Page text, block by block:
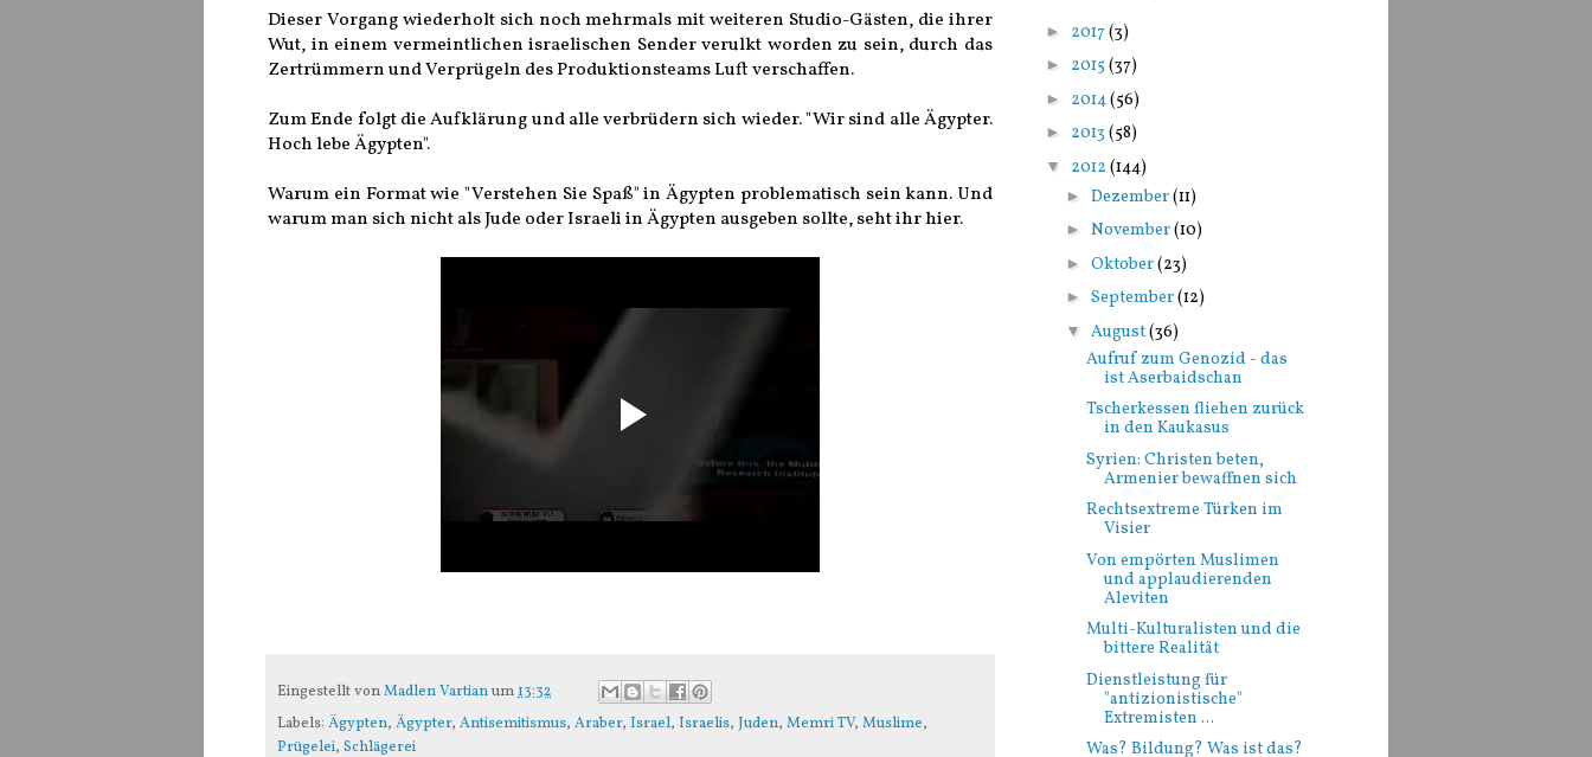
Dieser Vorgang wiederholt sich noch mehrmals mit weiteren Studio-Gästen, die ihrer
Wut, in einem vermeintlichen israelischen Sender verulkt worden zu sein, durch das
Zertrümmern und Verprügeln des Produktionsteams Luft verschaffen.
Zum Ende folgt die Aufklärung und alle verbrüdern sich wieder. "Wir sind alle Ägypter.
Hoch lebe Ägypten".
Warum ein Format wie "Verstehen Sie Spaß" in Ägypten problematisch sein kann. Und
warum man sich nicht als Jude oder Israeli in Ägypten ausgeben sollte, seht ihr hier.
Eingestellt vonMadlen Vartianum13:32
Labels: Ägypten, Ägypter, Antisemitismus, Araber, Israel, Israelis, Juden, Memri TV, Muslime,
Prügelei, Schlägerei
► 2017 (3)
► 2015 (37)
► 2014(56)
► 2013 (58)
▼ 2012 (144)
► Dezember(11)
► November(10)
► Oktober(23)
► September(12)
▼ August(36)
Aufruf zum Genozid - das
ist Aserbaidschan
Tscherkessen fliehen zurück
in den Kaukasus
Syrien: Christen beten,
Armenier bewaffnen sich
Rechtsextreme Türken im
Visier
Von empörten Muslimen
und applaudierenden
Aleviten
Multi-Kulturalisten und die
bittere Realität
Dienstleistung für
"antizionistische"
Extremisten ...
Was? Bildung? Was ist das?